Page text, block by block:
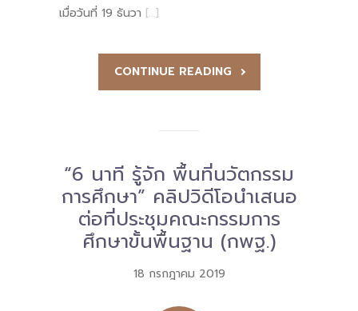
เมื่อวันที่ 19 ธันวา […]
CONTINUE READING
“6 นาที รู้จัก พื้นที่นวัตกรรม
การศึกษา” คลิปวิดีโอนำเสนอ
ต่อที่ประชุมคณะกรรมการ
ศึกษาขั้นพื้นฐาน (กพฐ.)
18 กรกฎาคม 2019